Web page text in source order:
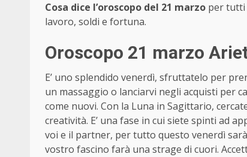
Cosa dice l’oroscopo del 21 marzo per tutti
lavoro, soldi e fortuna.
Oroscopo 21 marzo
E’ uno splendido venerdì, sfruttatelo per
un massaggio o lanciarvi negli acquisti per
come nuovi. Con la Luna in Sagittario,
creatività. E’ una fase in cui siete spinti ad
voi e il partner, per tutto questo venerdì
vostro fascino farà una strage di cuori.